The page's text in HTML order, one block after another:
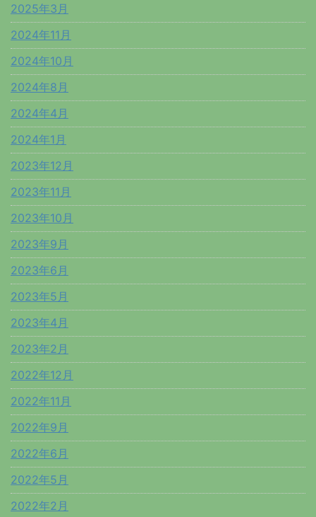
2025年3月
2024年11月
2024年10月
2024年8月
2024年4月
2024年1月
2023年12月
2023年11月
2023年10月
2023年9月
2023年6月
2023年5月
2023年4月
2023年2月
2022年12月
2022年11月
2022年9月
2022年6月
2022年5月
2022年2月